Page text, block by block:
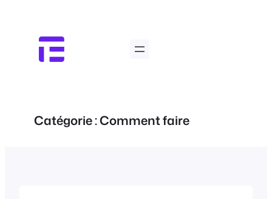
contenu
Catégorie :Comment faire